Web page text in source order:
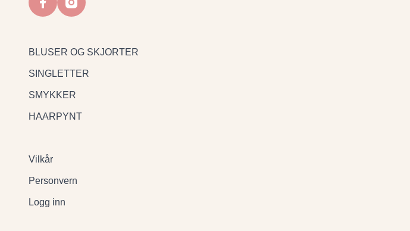
BLUSER OG SKJORTER
SINGLETTER
SMYKKER
HAARPYNT
Vilkår
Personvern
Logg inn